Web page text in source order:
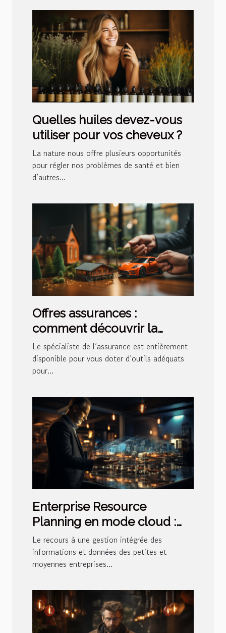
Quelles huiles devez-vous
utiliser pour vos cheveux ?
La nature nous offre plusieurs opportunités
pour régler nos problèmes de santé et bien
d’autres...
Offres assurances :
comment découvrir la
meilleure solution ?
Le spécialiste de l’assurance est entièrement
disponible pour vous doter d’outils adéquats
pour...
Enterprise Resource
Planning en mode cloud :
qu’est-ce que c’est ?
Le recours à une gestion intégrée des
informations et données des petites et
moyennes entreprises...